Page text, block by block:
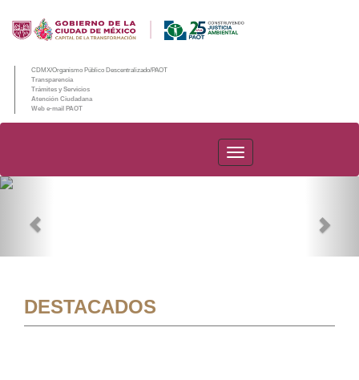
CDMX/Organismo Público Descentralizado/PAOT
Transparencia
Trámites y Servicios
Atención Ciudadana
Web e-mail PAOT
PAOT
DESTACADOS